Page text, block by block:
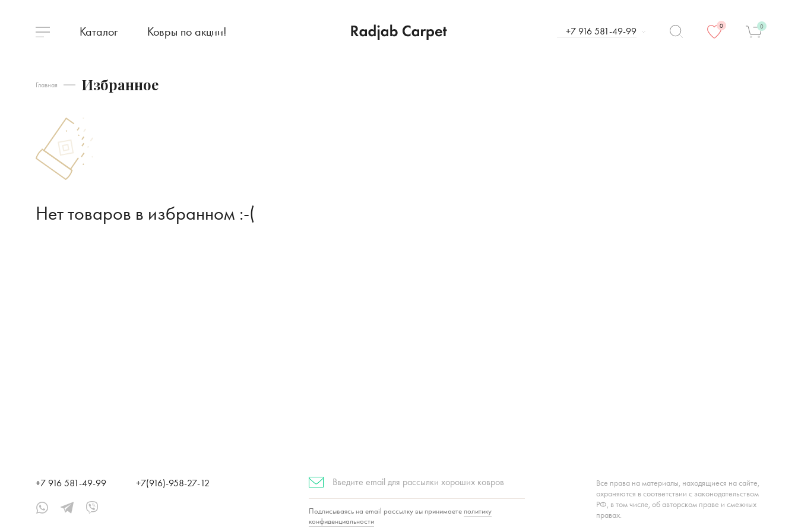
Каталог Ковры по акции! +7 916 581-49-99 0 0
Главная Избранное
Нет товаров в избранном :-(
+7 916 581-49-99 +7(916)-958-27-12 Подписаться
Подписываясь на email рассылку вы принимаете политику
конфиденциальности
Все права на материалы, находящиеся на сайте,
охраняются в соответствии с законодательством
РФ, в том числе, об авторском праве и смежных
правах.